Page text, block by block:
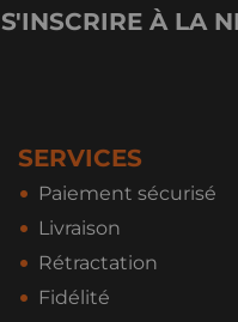
S'INSCRIRE À LA
SERVICES
Paiement sécurisé
Livraison
Rétractation
Fidélité